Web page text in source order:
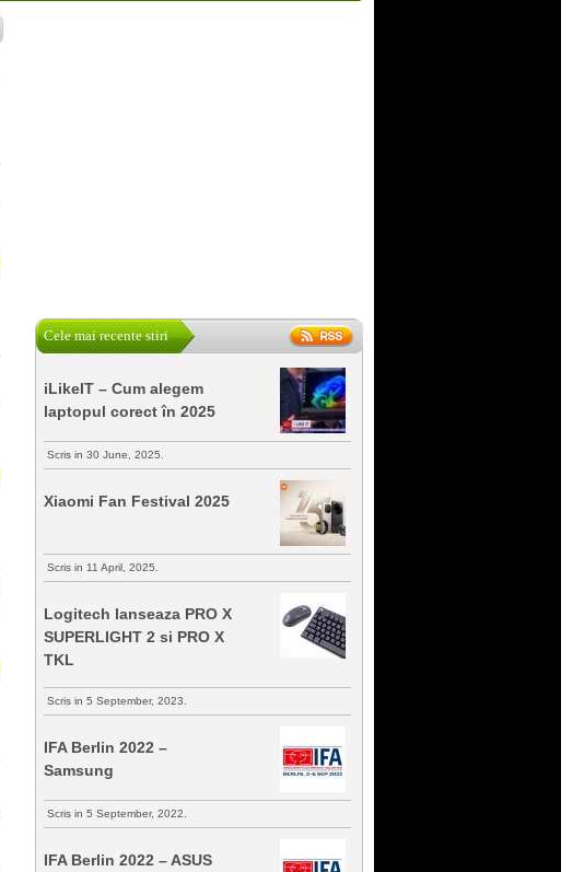
Cele mai recente stiri
iLikeIT – Cum alegem
laptopul corect în 2025
Scris in 30 June, 2025.
Xiaomi Fan Festival 2025
Scris in 11 April, 2025.
Logitech lanseaza PRO X
SUPERLIGHT 2 si PRO X
TKL
Scris in 5 September, 2023.
IFA Berlin 2022 –
Samsung
Scris in 5 September, 2022.
IFA Berlin 2022 – ASUS